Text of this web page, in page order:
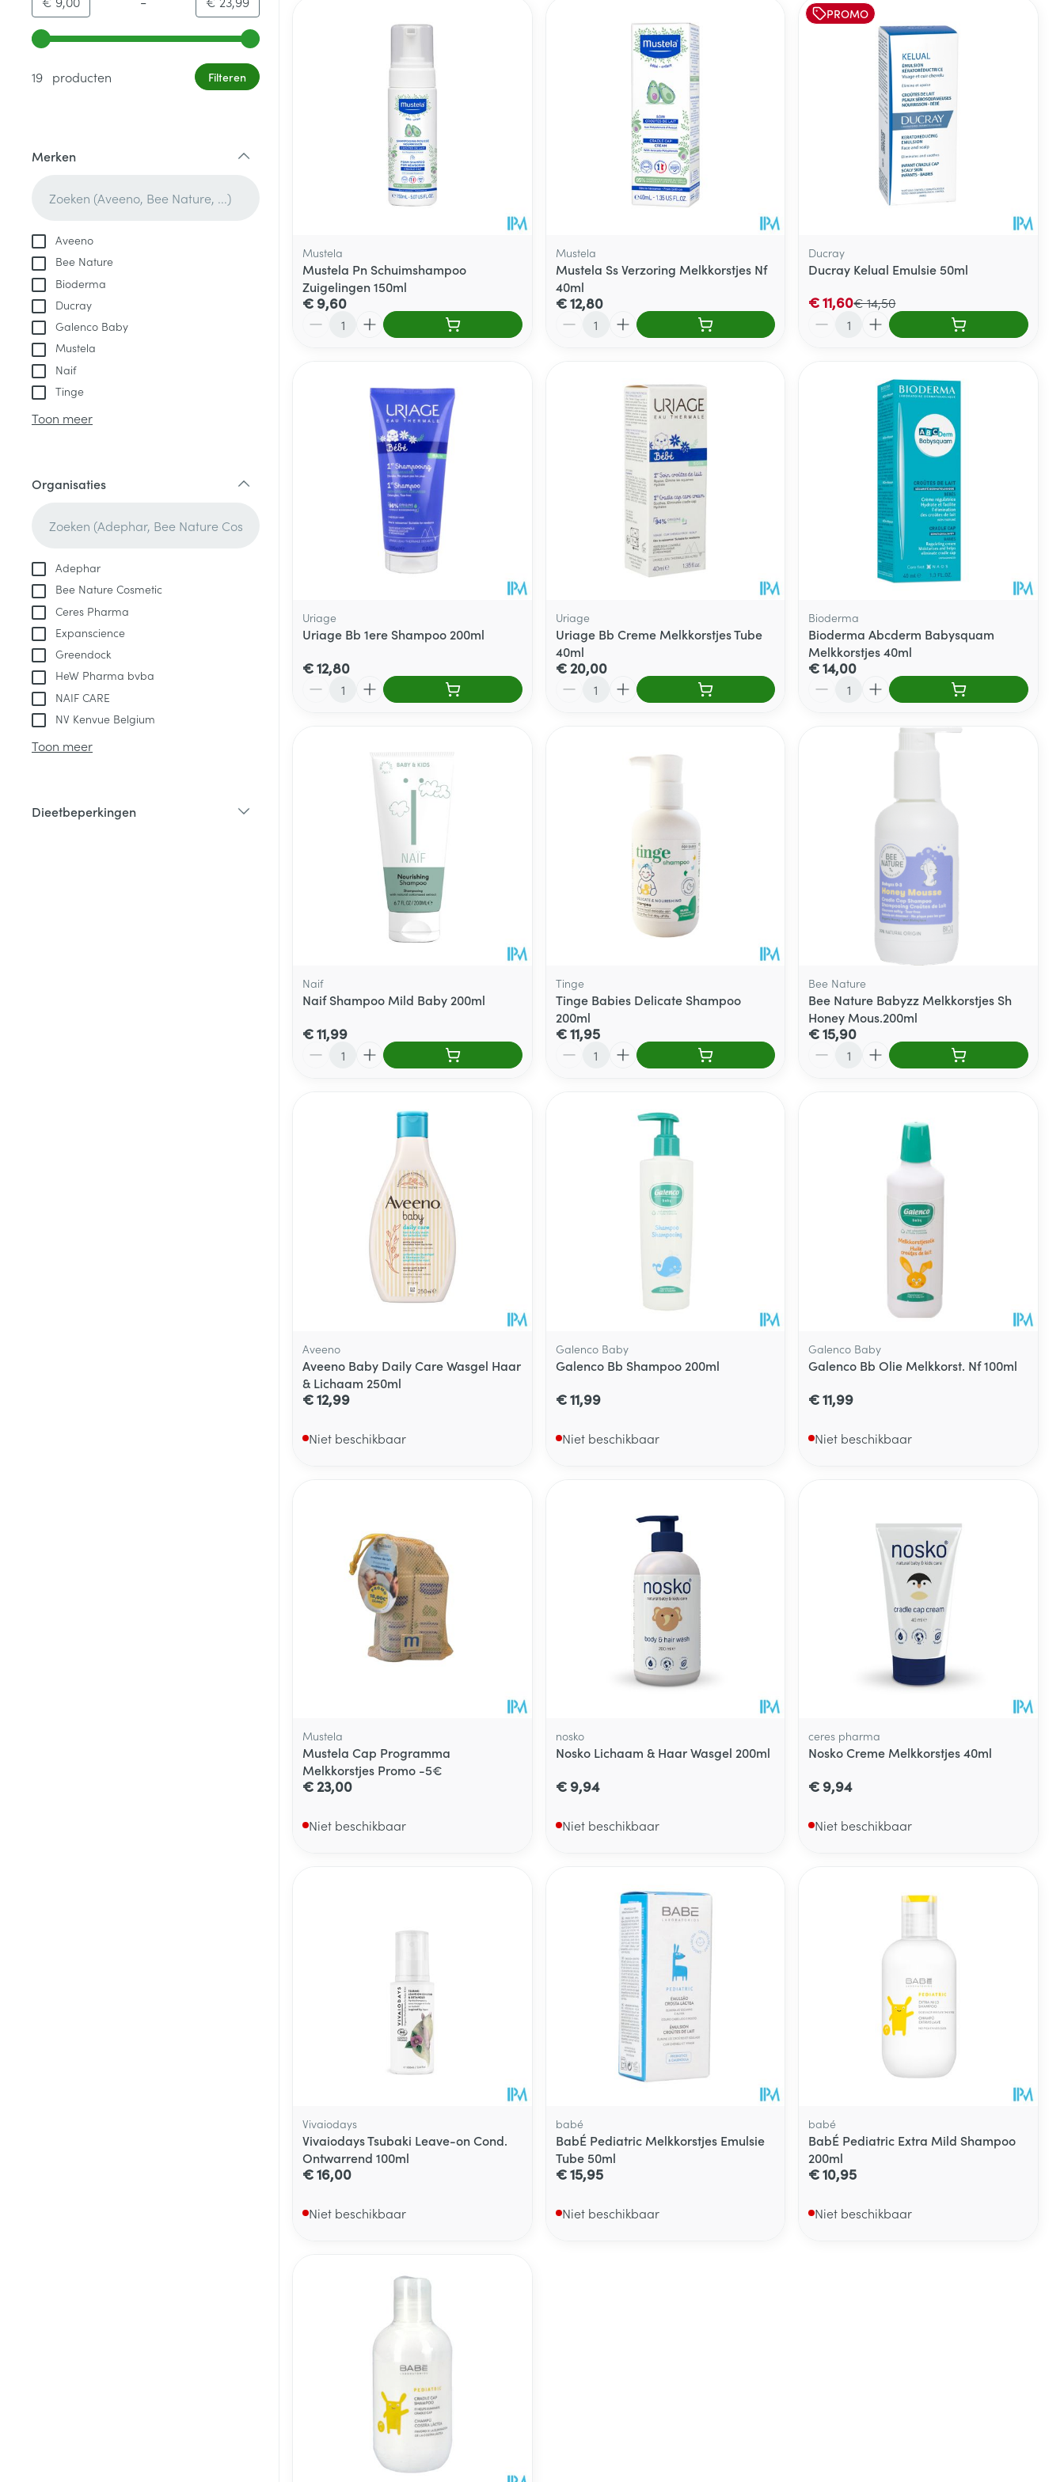
Gebruik de pijltjestoetsen links en rechts om de minimale en maximale prijswaarden aan te passen.
19 producten
Filteren
Merken
Aveeno
Bee Nature
Bioderma
Ducray
Galenco Baby
Mustela
Naif
Tinge
Toon meer
Organisaties
Adephar
Bee Nature Cosmetic
Ceres Pharma
Expanscience
Greendock
HeW Pharma bvba
NAIF CARE
NV Kenvue Belgium
Toon meer
Dieetbeperkingen
Mustela
Mustela Pn Schuimshampoo
Zuigelingen 150ml
€ 9,60
Mustela
Mustela Ss Verzoring Melkkorstjes Nf
40ml
€ 12,80
PROMO
Ducray
Ducray Kelual Emulsie 50ml
€ 14,50
€ 11,60
Uriage
Uriage Bb 1ere Shampoo 200ml
€ 12,80
Uriage
Uriage Bb Creme Melkkorstjes Tube
40ml
€ 20,00
Bioderma
Bioderma Abcderm Babysquam
Melkkorstjes 40ml
€ 14,00
Naif
Naif Shampoo Mild Baby 200ml
€ 11,99
Tinge
Tinge Babies Delicate Shampoo
200ml
€ 11,95
Bee Nature
Bee Nature Babyzz Melkkorstjes Sh
Honey Mous.200ml
€ 15,90
Aveeno
Aveeno Baby Daily Care Wasgel Haar
& Lichaam 250ml
€ 12,99
Niet beschikbaar
Galenco Baby
Galenco Bb Shampoo 200ml
€ 11,99
Niet beschikbaar
Galenco Baby
Galenco Bb Olie Melkkorst. Nf 100ml
€ 11,99
Niet beschikbaar
Mustela
Mustela Cap Programma
Melkkorstjes Promo -5€
€ 23,00
Niet beschikbaar
nosko
Nosko Lichaam & Haar Wasgel 200ml
€ 9,94
Niet beschikbaar
ceres pharma
Nosko Creme Melkkorstjes 40ml
€ 9,94
Niet beschikbaar
Vivaiodays
Vivaiodays Tsubaki Leave-on Cond.
Ontwarrend 100ml
€ 16,00
Niet beschikbaar
babé
BabÉ Pediatric Melkkorstjes Emulsie
Tube 50ml
€ 15,95
Niet beschikbaar
babé
BabÉ Pediatric Extra Mild Shampoo
200ml
€ 10,95
Niet beschikbaar